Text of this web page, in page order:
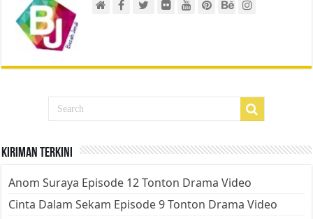
Kiriman Terkini
Anom Suraya Episode 12 Tonton Drama Video
Cinta Dalam Sekam Episode 9 Tonton Drama Video